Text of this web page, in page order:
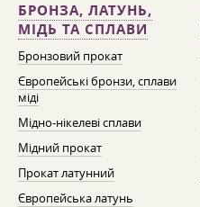
БРОНЗА, ЛАТУНЬ,
МІДЬ ТА СПЛАВИ
Бронзовий прокат
Європейські бронзи, сплави
міді
Мідно-нікелеві сплави
Мідний прокат
Прокат латунний
Європейська латунь